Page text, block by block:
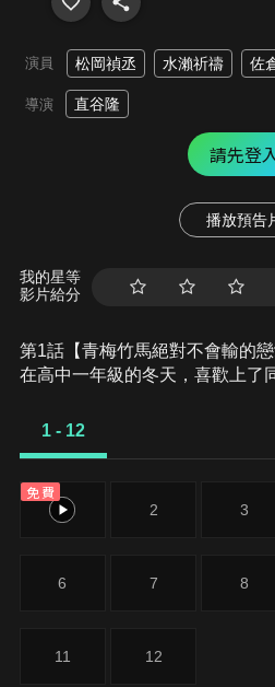
演員 松岡禎丞 水瀨祈禱 佐
導演 直谷隆
請先登
播放預告
我的星等
影片給分
第1話【青梅竹馬絕對不會輸的
在高中一年級的冬天，喜歡上了
到只能看著時間流逝…這樣的他
晴因為在告白前就失戀，使得他
1 - 12
免費
1 2 3
6 7 8
11 12